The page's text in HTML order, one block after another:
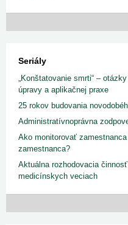
Seriály
„Konštatovanie smrti“ –
úpravy a aplikačnej praxe
25 rokov budovania
Administratívnoprávna
Ako monitorovať
zamestnanca?
Aktuálna rozhodovacia
medicínskych veciach